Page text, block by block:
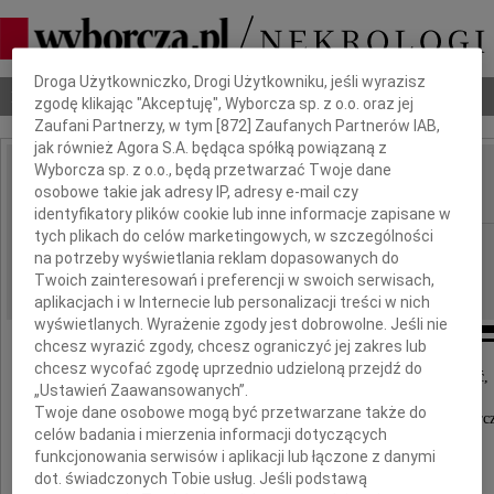
Nekrologi Odeszli Poradnik pogrzebowy
IMIĘ I NAZWISKO: Tomasz Kowalski
REGION: Kraków
DATA EMISJI: 06.08.2013
Z głębokim smutkiem przyjęliśmy wiadomość,
że dnia 1 sierpnia 2013 roku zmarł
nasz Przyjaciel i wieloletni członek Rady
Tomasz Kowalski
Dbamy o Twoją prywatność
Droga Użytkowniczko, Drogi Użytkowniku, jeśli wyrazisz
zgodę klikając "Akceptuję", Wyborcza sp. z o.o. oraz jej
Zaufani Partnerzy, w tym [872 ] Zaufanych Partnerów IAB,
jak również Agora S.A. będąca spółką powiązaną z
Wyborcza sp. z o.o., będą przetwarzać Twoje dane
osobowe takie jak adresy IP, adresy e-mail czy
identyfikatory plików cookie lub inne informacje zapisane w
tych plikach do celów marketingowych, w szczególności
na potrzeby wyświetlania reklam dopasowanych do
Twoich zainteresowań i preferencji w swoich serwisach,
aplikacjach i w Internecie lub personalizacji treści w nich
wyświetlanych. Wyrażenie zgody jest dobrowolne. Jeśli nie
chcesz wyrazić zgody, chcesz ograniczyć jej zakres lub
chcesz wycofać zgodę uprzednio udzieloną przejdź do
„Ustawień Zaawansowanych”.
Twoje dane osobowe mogą być przetwarzane także do
celów badania i mierzenia informacji dotyczących
funkcjonowania serwisów i aplikacji lub łączone z danymi
dot. świadczonych Tobie usług. Jeśli podstawą